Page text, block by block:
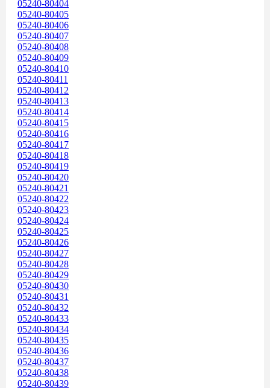
05240-80404
05240-80405
05240-80406
05240-80407
05240-80408
05240-80409
05240-80410
05240-80411
05240-80412
05240-80413
05240-80414
05240-80415
05240-80416
05240-80417
05240-80418
05240-80419
05240-80420
05240-80421
05240-80422
05240-80423
05240-80424
05240-80425
05240-80426
05240-80427
05240-80428
05240-80429
05240-80430
05240-80431
05240-80432
05240-80433
05240-80434
05240-80435
05240-80436
05240-80437
05240-80438
05240-80439